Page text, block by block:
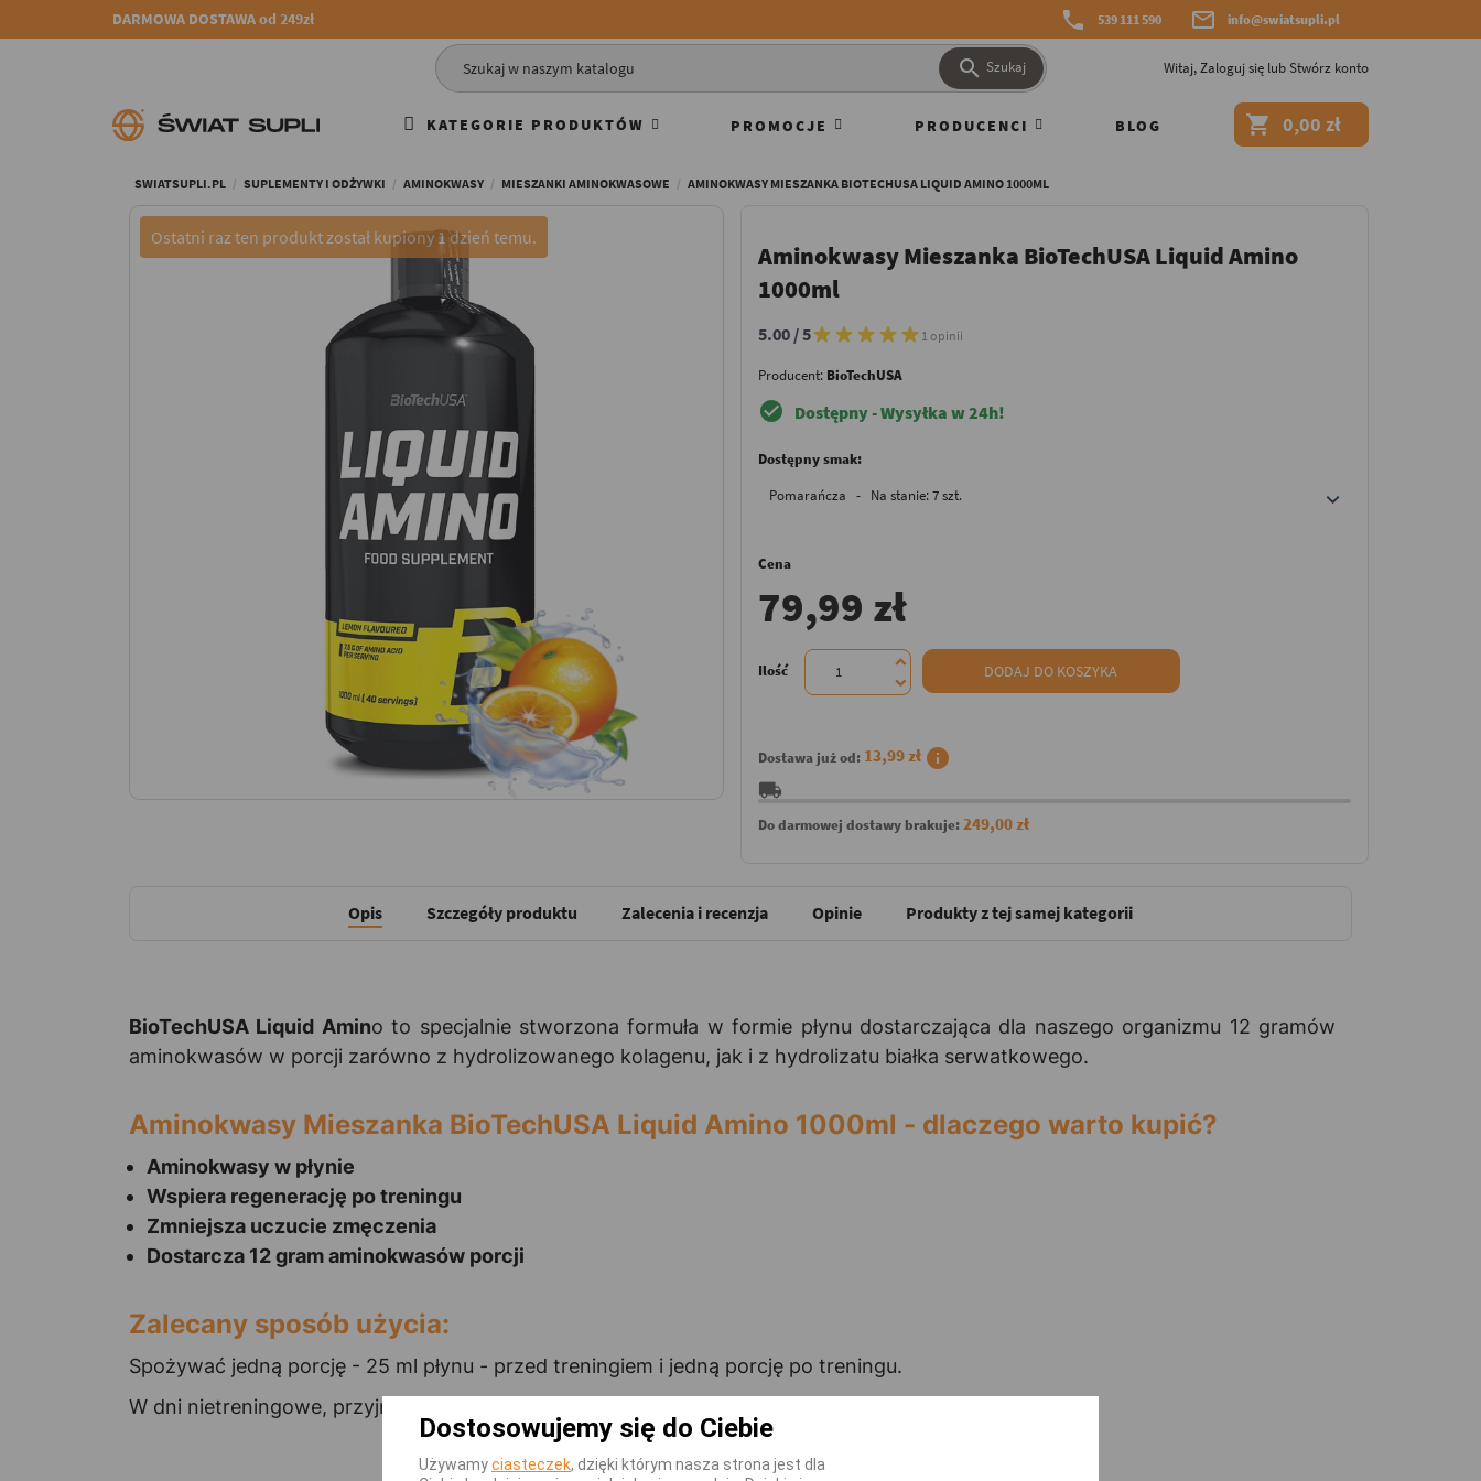
DARMOWA DOSTAWA od 249zł  539 111 590  info@swiatsupli.pl
 Szukaj Witaj,Zaloguj się lubStwórz konto
KATEGORIE PRODUKTÓW PROMOCJE PRODUCENCI BLOG  0,00 zł
SWIATSUPLI.PL SUPLEMENTY I ODŻYWKI AMINOKWASY MIESZANKI AMINOKWASOWE AMINOKWASY MIESZANKA BIOTECHUSA LIQUID AMINO 1000ML
Ostatni raz ten produkt został kupiony 1 dzień temu.
Aminokwasy Mieszanka BioTechUSA Liquid Amino
1000ml
5.00 / 5 1 opinii
Producent: BioTechUSA
check_circle Dostępny - Wysyłka w 24h!
Dostępny smak:
Pomarańcza - Na stanie: 7 szt.
Cena
79,99 zł
Ilość DODAJ DO KOSZYKA
Dostawa już od: 13,99 zł info
local_shipping
Do darmowej dostawy brakuje: 249,00 zł
Opis Szczegóły produktu Zalecenia i recenzja Opinie Produkty z tej samej kategorii
BioTechUSA Liquid Amino to specjalnie stworzona formuła w formie płynu dostarczająca dla naszego organizmu 12 gramów
aminokwasów w porcji zarówno z hydrolizowanego kolagenu, jak i z hydrolizatu białka serwatkowego.
Aminokwasy Mieszanka BioTechUSA Liquid Amino 1000ml - dlaczego warto kupić?
Aminokwasy w płynie
Wspiera regenerację po treningu
Zmniejsza uczucie zmęczenia
Dostarcza 12 gram aminokwasów porcji
Zalecany sposób użycia:
Spożywać jedną porcję - 25 ml płynu - przed treningiem i jedną porcję po treningu.
W dni nietreningowe, przyjmować jedną porcję rano i wieczorem.
Dostosowujemy się do Ciebie
Używamyciasteczek, dzięki którym nasza strona jest dla